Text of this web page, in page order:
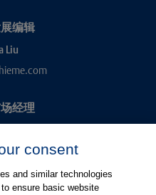
编辑
Liu
经理
consent
and similar technologies
ensure basic website